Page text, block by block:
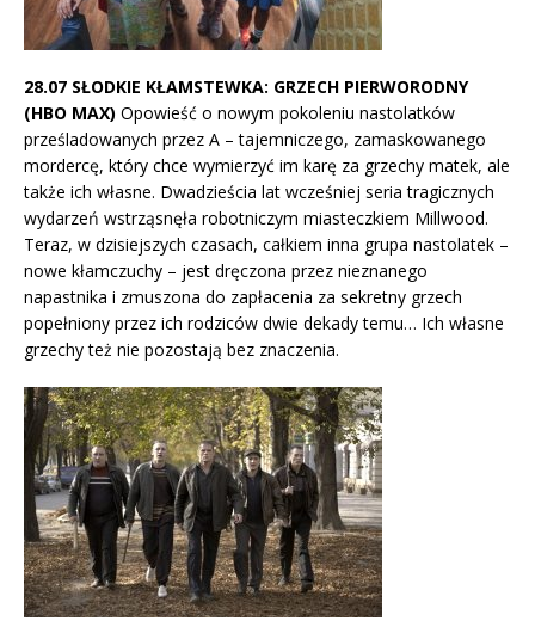
28.07 SŁODKIE KŁAMSTEWKA: GRZECH PIERWORODNY
(HBO MAX) Opowieść o nowym pokoleniu nastolatków
prześladowanych przez A – tajemniczego, zamaskowanego
mordercę, który chce wymierzyć im karę za grzechy matek, ale
także ich własne. Dwadzieścia lat wcześniej seria tragicznych
wydarzeń wstrząsnęła robotniczym miasteczkiem Millwood.
Teraz, w dzisiejszych czasach, całkiem inna grupa nastolatek –
nowe kłamczuchy – jest dręczona przez nieznanego
napastnika i zmuszona do zapłacenia za sekretny grzech
popełniony przez ich rodziców dwie dekady temu… Ich własne
grzechy też nie pozostają bez znaczenia.